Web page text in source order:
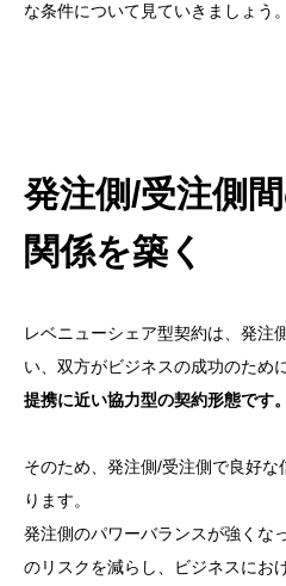
な条件について見ていきましょう。
発注側/受注側
関係を築く
レベニューシェア型契約は、発注
い、双方がビジネスの成功のため
提携に近い協力型の契約形態です。
そのため、発注側/受注側で良好
ります。
発注側のパワーバランスが強くな
のリスクを減らし、ビジネスにお